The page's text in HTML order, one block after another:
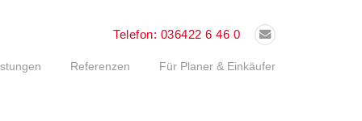
Telefon: 036422 6 46 0
Referenzen Für Planer & Einkäufer